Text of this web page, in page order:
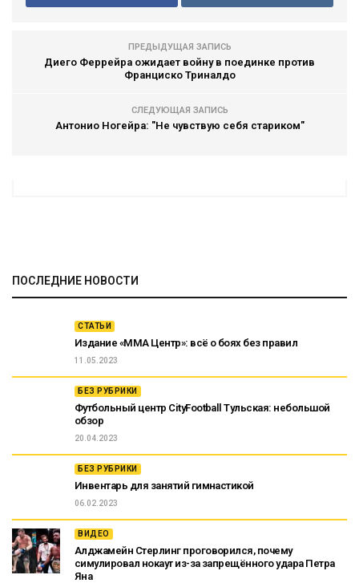
ПРЕДЫДУЩАЯ ЗАПИСЬ
Диего Феррейра ожидает войну в поединке против
Франциско Триналдо
СЛЕДУЮЩАЯ ЗАПИСЬ
Антонио Ногейра: "Не чувствую себя стариком"
ПОСЛЕДНИЕ НОВОСТИ
СТАТЬИ
Издание «ММА Центр»: всё о боях без правил
11.05.2023
БЕЗ РУБРИКИ
Футбольный центр CityFootball Тульская: небольшой
обзор
20.04.2023
БЕЗ РУБРИКИ
Инвентарь для занятий гимнастикой
06.02.2023
ВИДЕО
Алджамейн Стерлинг проговорился, почему
симулировал нокаут из-за запрещённого удара Петра
Яна